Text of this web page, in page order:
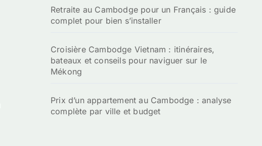
Retraite au Cambodge pour un Français : guide
complet pour bien s’installer
Croisière Cambodge Vietnam : itinéraires,
bateaux et conseils pour naviguer sur le
Mékong
Prix d’un appartement au Cambodge : analyse
complète par ville et budget